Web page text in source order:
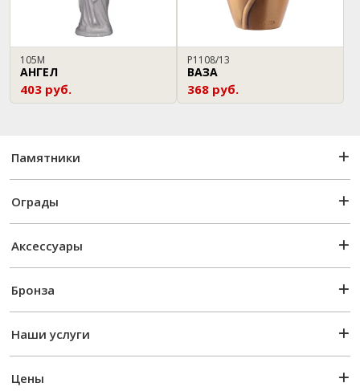
105М
АНГЕЛ
403 руб.
P1108/13
ВАЗА
368 руб.
Памятники
Ограды
Аксессуары
Бронза
Наши услуги
Цены